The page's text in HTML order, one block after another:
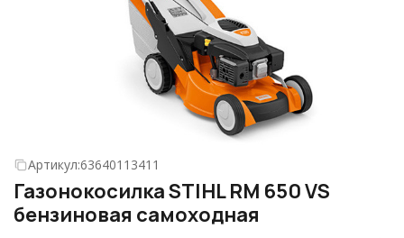
Артикул:63640113411
Газонокосилка STIHL RM 650 VS
бензиновая самоходная